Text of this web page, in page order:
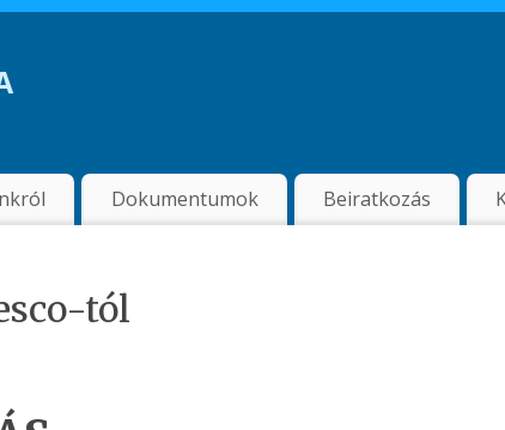
Dokumentumok Beiratkozás
tól